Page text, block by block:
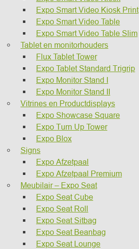
Expo Smart Video Kiosk Print
Expo Smart Video Table
Expo Smart Video Table Slim
Tablet en monitorhouders
Flux Tablet Tower
Expo Tablet Standard Trigrip
Expo Monitor Stand I
Expo Monitor Stand II
Vitrines en Productdisplays
Expo Showcase Square
Expo Turn Up Tower
Expo Blox
Signs
Expo Afzetpaal
Expo Afzetpaal Premium
Meubilair – Expo Seat
Expo Seat Cube
Expo Seat Roll
Expo Seat Sitbag
Expo Seat Beanbag
Expo Seat Lounge